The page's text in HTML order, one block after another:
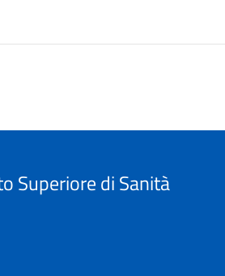
Superiore di Sanità